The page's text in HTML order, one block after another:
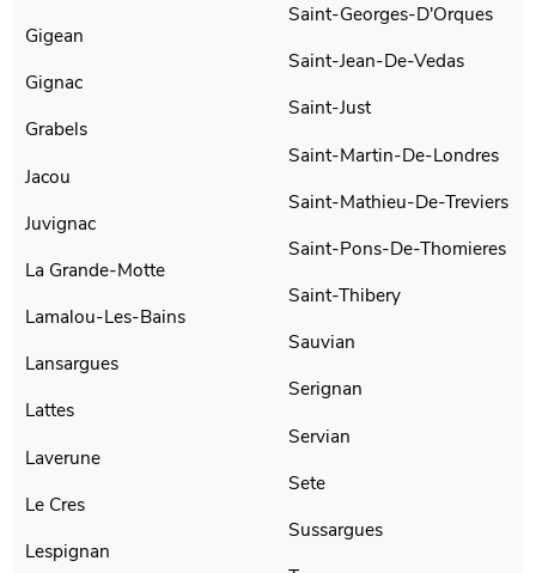
Gigean
Gignac
Grabels
Jacou
Juvignac
La Grande-Motte
Lamalou-Les-Bains
Lansargues
Lattes
Laverune
Le Cres
Lespignan
Saint-Georges-D'Orques
Saint-Jean-De-Vedas
Saint-Just
Saint-Martin-De-Londres
Saint-Mathieu-De-Treviers
Saint-Pons-De-Thomieres
Saint-Thibery
Sauvian
Serignan
Servian
Sete
Sussargues